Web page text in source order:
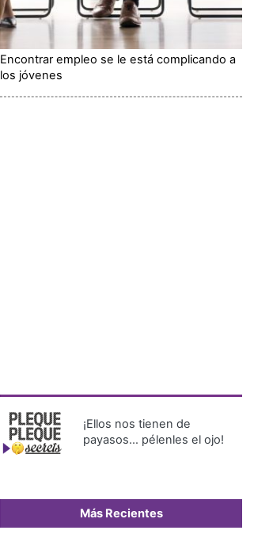
Encontrar empleo se le está complicando a
los jóvenes
¡Ellos nos tienen de
payasos… pélenles el ojo!
Más Recientes